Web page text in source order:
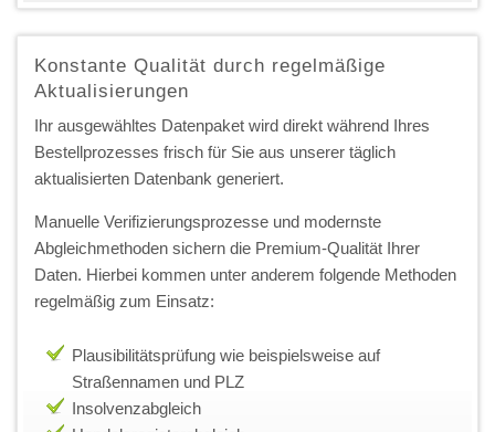
Konstante Qualität durch regelmäßige
Aktualisierungen
Ihr ausgewähltes Datenpaket wird direkt während Ihres
Bestellprozesses frisch für Sie aus unserer täglich
aktualisierten Datenbank generiert.
Manuelle Verifizierungsprozesse und modernste
Abgleichmethoden sichern die Premium-Qualität Ihrer
Daten. Hierbei kommen unter anderem folgende Methoden
regelmäßig zum Einsatz:
Plausibilitätsprüfung wie beispielsweise auf
Straßennamen und PLZ
Insolvenzabgleich